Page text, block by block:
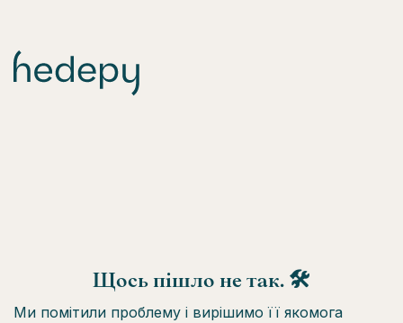
Щось пішло не так. 🛠
Ми помітили проблему і вирішимо її якомога